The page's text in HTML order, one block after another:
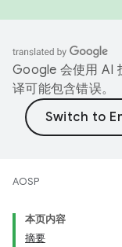
Google 会使用 AI
译可能包含错误。
AOSP
本页内容
摘要